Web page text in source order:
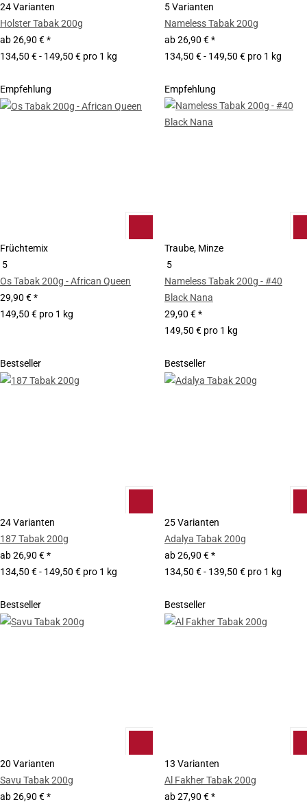
24 Varianten
Holster Tabak 200g
ab26,90 €*
134,50 € - 149,50 € pro 1 kg
5 Varianten
Nameless Tabak 200g
ab26,90 €*
134,50 € - 149,50 € pro 1 kg
Empfehlung
Früchtemix
5
Os Tabak 200g - African Queen
29,90 €*
149,50 € pro 1 kg
Empfehlung
Traube, Minze
5
Nameless Tabak 200g - #40
Black Nana
29,90 €*
149,50 € pro 1 kg
Bestseller
24 Varianten
187 Tabak 200g
ab26,90 €*
134,50 € - 149,50 € pro 1 kg
Bestseller
25 Varianten
Adalya Tabak 200g
ab26,90 €*
134,50 € - 139,50 € pro 1 kg
Bestseller
20 Varianten
Savu Tabak 200g
ab26,90 €*
Bestseller
13 Varianten
Al Fakher Tabak 200g
ab27,90 €*